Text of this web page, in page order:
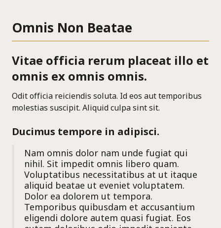
Omnis Non Beatae
Vitae officia rerum placeat illo et
omnis ex omnis omnis.
Odit officia reiciendis soluta. Id eos aut temporibus
molestias suscipit. Aliquid culpa sint sit.
Ducimus tempore in adipisci.
Nam omnis dolor nam unde fugiat qui
nihil. Sit impedit omnis libero quam.
Voluptatibus necessitatibus at ut itaque
aliquid beatae ut eveniet voluptatem.
Dolor ea dolorem ut tempora.
Temporibus quibusdam et accusantium
eligendi dolore autem quasi fugiat. Eos